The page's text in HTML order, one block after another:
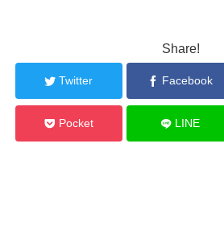
Share!
Twitter Facebook
Pocket LINE